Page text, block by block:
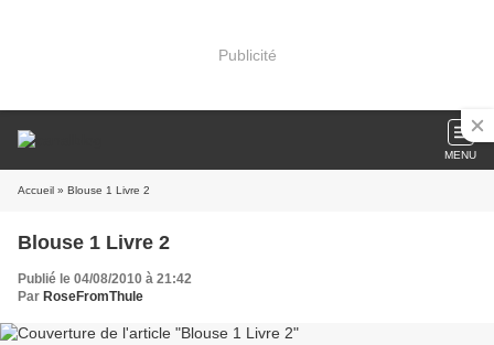
Publicité
MENU
Accueil » Blouse 1 Livre 2
Blouse 1 Livre 2
Publié le 04/08/2010 à 21:42
Par RoseFromThule